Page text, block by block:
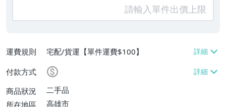
運費規則
宅配/貨運【單件運費$100】
付款方式
商品狀況
二手品
所在地區
高雄市